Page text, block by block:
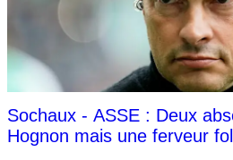
Sochaux - ASSE : Deux
Hognon mais une ferveur